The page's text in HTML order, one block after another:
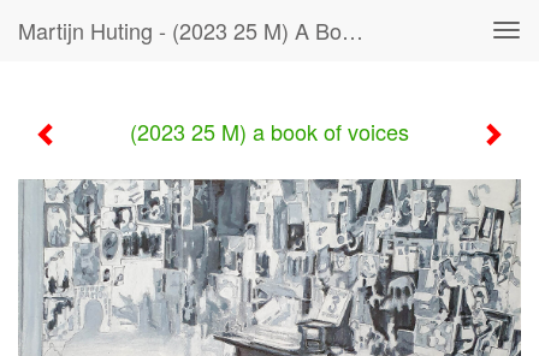
Martijn Huting - (2023 25 M) A Book Of Voices
(2023 25 M) a book of voices